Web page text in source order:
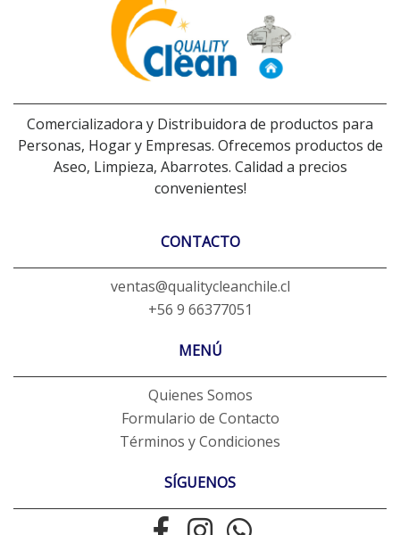
Comercializadora y Distribuidora de productos para
Personas, Hogar y Empresas. Ofrecemos productos de
Aseo, Limpieza, Abarrotes. Calidad a precios
convenientes!
CONTACTO
ventas@qualitycleanchile.cl
+56 9 66377051
MENÚ
Quienes Somos
Formulario de Contacto
Términos y Condiciones
SÍGUENOS